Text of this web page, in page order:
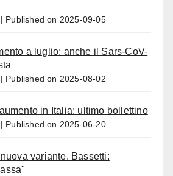
Published on 2025-09-05
a luglio: anche il Sars-CoV-
Published on 2025-08-02
in Italia: ultimo bollettino
Published on 2025-06-20
variante. Bassetti: